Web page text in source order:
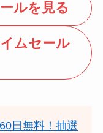
ルを見る
ムセール
日無料！抽選